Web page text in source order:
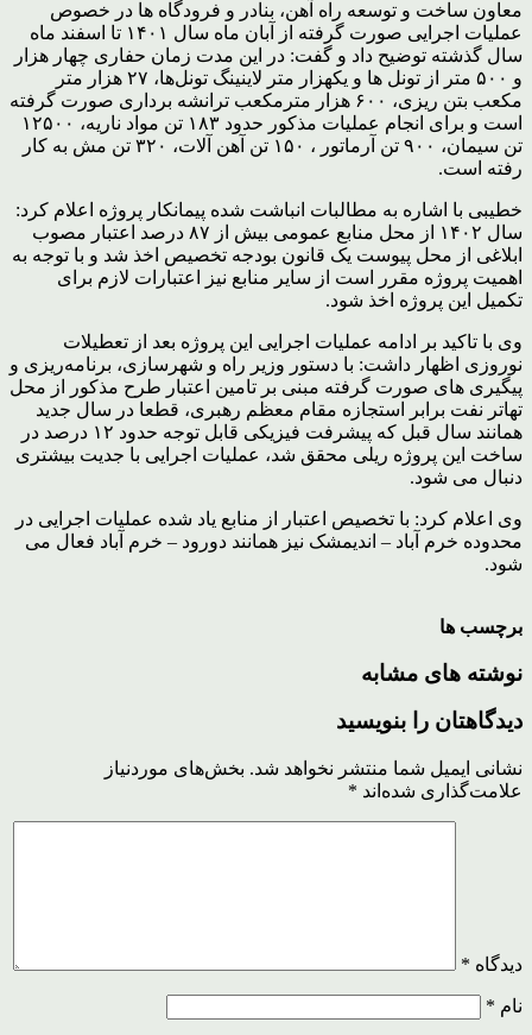
معاون ساخت و توسعه راه آهن، بنادر و فرودگاه ها در خصوص
عملیات اجرایی صورت گرفته از آبان ماه سال ۱۴۰۱ تا اسفند ماه
سال گذشته توضیح داد و گفت: در این مدت زمان حفاری چهار هزار
و ۵۰۰ متر از تونل ها و یکهزار متر لاینینگ تونل‌ها، ۲۷ هزار متر
مکعب بتن ریزی، ۶۰۰ هزار مترمکعب ترانشه برداری صورت گرفته
است و برای انجام عملیات مذکور حدود ۱۸۳ تن مواد ناریه، ۱۲۵۰۰
تن سیمان، ۹۰۰ تن آرماتور ، ۱۵۰ تن آهن آلات، ۳۲۰ تن مش به کار
رفته است.
خطیبی با اشاره به مطالبات انباشت شده پیمانکار پروژه اعلام کرد:
سال ۱۴۰۲ از محل منابع عمومی بیش از ۸۷ درصد اعتبار مصوب
ابلاغی از محل پیوست یک قانون بودجه تخصیص اخذ شد و با توجه به
اهمیت پروژه مقرر است از سایر منابع نیز اعتبارات لازم برای
تکمیل این پروژه اخذ شود.
وی با تاکید بر ادامه عملیات اجرایی این پروژه بعد از تعطیلات
نوروزی اظهار داشت: با دستور وزیر راه و شهرسازی، برنامه‌ریزی و
پیگیری های صورت گرفته مبنی بر تامین اعتبار طرح مذکور از محل
تهاتر نفت برابر استجازه مقام معظم رهبری، قطعا در سال جدید
همانند سال قبل که پیشرفت فیزیکی قابل توجه حدود ۱۲ درصد در
ساخت این پروژه ریلی محقق شد، عملیات اجرایی با جدیت بیشتری
دنبال می شود.
وی اعلام کرد: با تخصیص اعتبار از منابع یاد شده عملیات اجرایی در
محدوده خرم آباد – اندیمشک نیز همانند دورود – خرم آباد فعال می
شود.
برچسب ها
نوشته های مشابه
دیدگاهتان را بنویسید
نشانی ایمیل شما منتشر نخواهد شد. بخش‌های موردنیاز
علامت‌گذاری شده‌اند *
دیدگاه *
نام *